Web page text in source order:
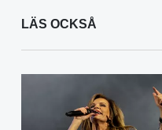
LÄS OCKSÅ